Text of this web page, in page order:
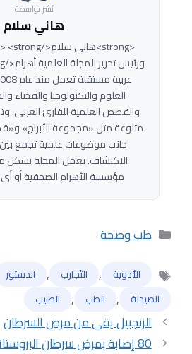
نُشر بواسطة
هاني سلام
العلوم والتكنولوجيا والفضاء
والقصص العلمية للقارئ العربي.
متنوعة مثل «مجموعة الأبراج»
جانب موضوعات علمية تجمع
الاكتشاف. تعمل المجلة بشكل
مؤسسة الأهرام الصحفية أو
التصنيفات
طب وصحة
الوسوم
الأدوية , التّجارب , الدستور
الصيدلة , الطب , الطبيب
الزنجبيل يقى من مرض السرطان
80 إصابة بمرض سرطان